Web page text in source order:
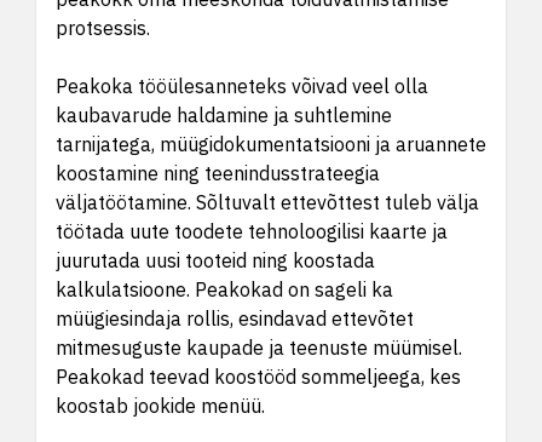
protsessis.
Peakoka tööülesanneteks võivad veel olla
kaubavarude haldamine ja suhtlemine
tarnijatega, müügidokumentatsiooni ja aruannete
koostamine ning teenindusstrateegia
väljatöötamine. Sõltuvalt ettevõttest tuleb välja
töötada uute toodete tehnoloogilisi kaarte ja
juurutada uusi tooteid ning koostada
kalkulatsioone. Peakokad on sageli ka
müügiesindaja rollis, esindavad ettevõtet
mitmesuguste kaupade ja teenuste müümisel.
Peakokad teevad koostööd sommeljeega, kes
koostab jookide menüü.